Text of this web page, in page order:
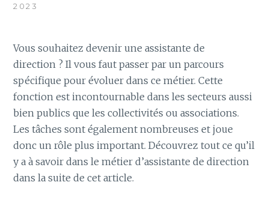
2023
Vous souhaitez devenir une assistante de
direction ? Il vous faut passer par un parcours
spécifique pour évoluer dans ce métier. Cette
fonction est incontournable dans les secteurs aussi
bien publics que les collectivités ou associations.
Les tâches sont également nombreuses et joue
donc un rôle plus important. Découvrez tout ce qu’il
y a à savoir dans le métier d’assistante de direction
dans la suite de cet article.